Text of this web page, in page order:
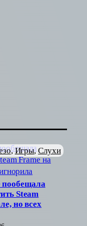
Steam
но всех
, Игры, Слухи